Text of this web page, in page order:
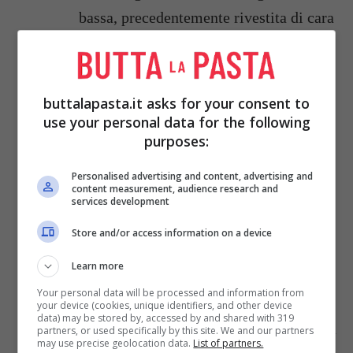
bassa, precedentemente rivestita di cara
ponete nel forno caldo a 180° per 12-14
Nel frattempo preparate il ripieno
mescolando bene il formaggio, il burro
e lo zucchero a velo.
canovaccio cosparso di zucchero a velo.
Dopo 3 minuti staccate delicatamente la
buttalapasta.it asks for your consent to
use your personal data for the following
purposes:
Personalised advertising and content, advertising and
content measurement, audience research and
services development
Store and/or access information on a device
Learn more
Your personal data will be processed and information from
your device (cookies, unique identifiers, and other device
data) may be stored by, accessed by and shared with 319
partners, or used specifically by this site. We and our partners
may use precise geolocation data. List of partners.